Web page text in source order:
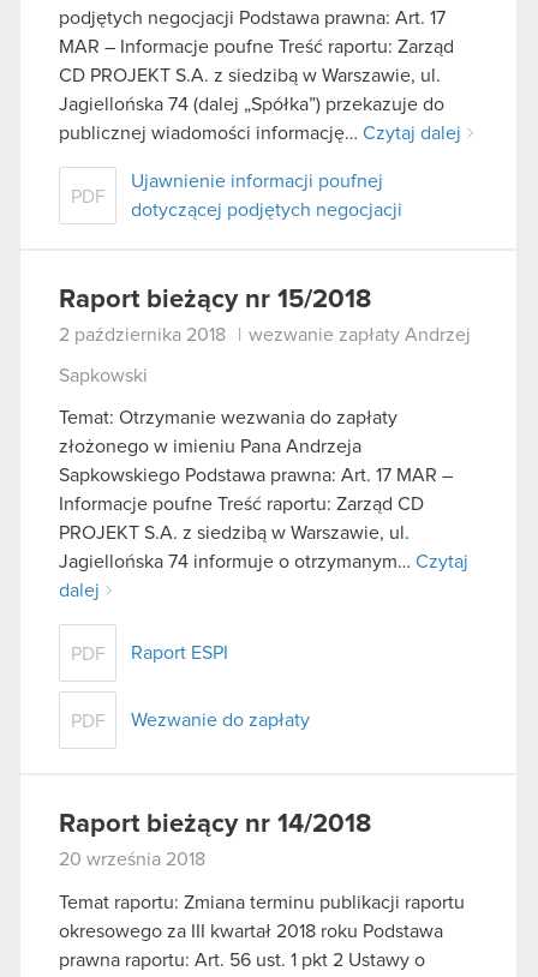
podjętych negocjacji Podstawa prawna: Art. 17
MAR – Informacje poufne Treść raportu: Zarząd
CD PROJEKT S.A. z siedzibą w Warszawie, ul.
Jagiellońska 74 (dalej „Spółka”) przekazuje do
publicznej wiadomości informację… Czytaj dalej
PDF
Ujawnienie informacji poufnej
dotyczącej podjętych negocjacji
Raport bieżący nr 15/2018
2 października 2018 wezwanie zapłaty Andrzej
Sapkowski
Temat: Otrzymanie wezwania do zapłaty
złożonego w imieniu Pana Andrzeja
Sapkowskiego Podstawa prawna: Art. 17 MAR –
Informacje poufne Treść raportu: Zarząd CD
PROJEKT S.A. z siedzibą w Warszawie, ul.
Jagiellońska 74 informuje o otrzymanym… Czytaj
dalej
PDF Raport ESPI
PDF Wezwanie do zapłaty
Raport bieżący nr 14/2018
20 września 2018
Temat raportu: Zmiana terminu publikacji raportu
okresowego za III kwartał 2018 roku Podstawa
prawna raportu: Art. 56 ust. 1 pkt 2 Ustawy o